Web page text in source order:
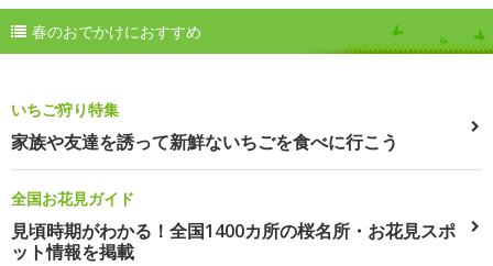
春のおでかけにおすすめ
いちご狩り特集
家族や友達を誘って新鮮ないちごを食べに行こう
全国お花見ガイド
見頃時期がわかる！全国1400カ所の桜名所・お花見スポ
ット情報を掲載